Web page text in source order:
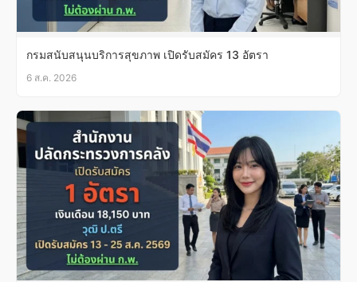
กรมสนับสนุนบริการสุขภาพ เปิดรับสมัคร 13 อัตรา
6 ส.ค. 2026